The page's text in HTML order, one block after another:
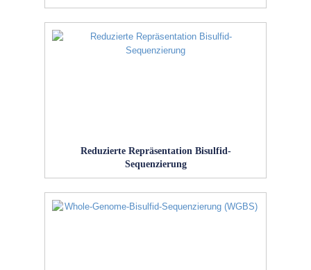
Reduzierte Repräsentation Bisulfid-
Sequenzierung